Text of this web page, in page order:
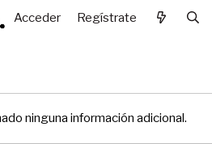
Acceder Regístrate
ninguna información adicional.